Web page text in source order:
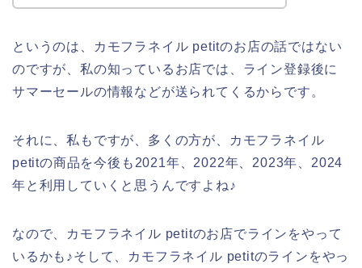
というのは、カモフラネイル petitのお店の話ではない
のですが、私の知っているお店では、ライン登録後に
サマーセールの情報などが送られてくるからです。
それに、私もですが、多くの方が、カモフラネイル
petitの商品を今後も2021年、2022年、2023年、2024
年と利用していくと思うんですよね♪
なので、カモフラネイル petitのお店でラインをやって
いるかも♪そして、カモフラネイル petitのラインをやっ